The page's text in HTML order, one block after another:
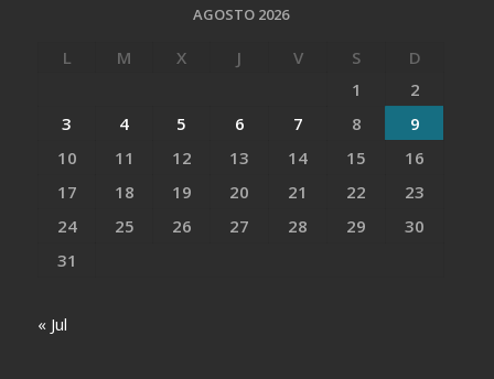
AGOSTO 2026
L M X J V S
D
1
2
3
4 5 6 7 8
9
10
11 12 13 14 15
16
17
18 19 20 21 22
23
24
25 26 27 28 29
30
31
« Jul